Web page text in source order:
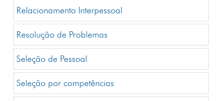
Relacionamento Interpessoal
Resolução de Problemas
Seleção de Pessoal
Seleção por competências